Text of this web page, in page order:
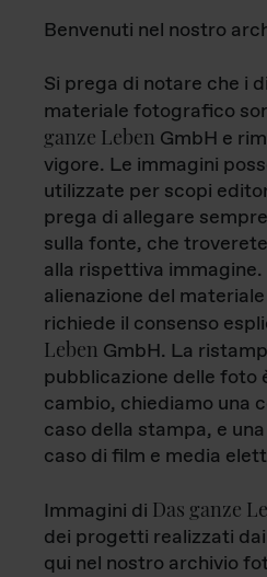
Benvenuti nel nostro
Si prega di notare che i
materiale fotografico
ganze Leben GmbH e
vigore. Le immagini
utilizzate per scopi
prega di allegare
sulla fonte, che
alla rispettiva immagine.
alienazione del
richiede il consenso
Leben GmbH. La
pubblicazione delle foto
cambio, chiediamo una
caso della stampa, e
caso di film e media
Immagini di Das ganze
dei progetti realizzati
qui nel nostro archivio